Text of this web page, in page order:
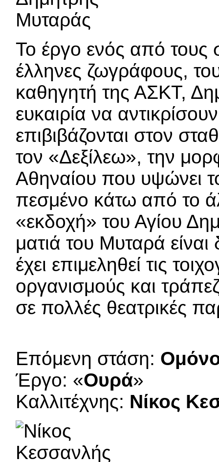
Το έργο ενός από τους
έλληνες ζωγράφους,
καθηγητή της ΑΣΚΤ,
ευκαιρία να
επιβιβάζονται στον
τον «Δεξίλεω», την
Αθηναίου που υψώνει
πεσμένο κάτω από το
«εκδοχή» του Αγίου
ματιά του Μυταρά
έχει επιμεληθεί τις
οργανισμούς και
σε πολλές θεατρικές
Επόμενη στάση:
Έργο: «Ουρά»
Καλλιτέχνης: Νίκος